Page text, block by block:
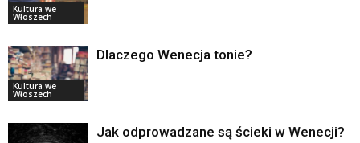
Kultura we
Włoszech
Kultura we
Włoszech
Dlaczego Wenecja tonie?
Jak odprowadzane są ścieki w Wenecji?